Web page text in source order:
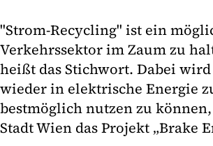
"Strom-Recycling" ist ein
Verkehrssektor im Zaum zu
heißt das Stichwort. Dabei
wieder in elektrische Energie
bestmöglich nutzen zu
Stadt Wien das Projekt „Brake